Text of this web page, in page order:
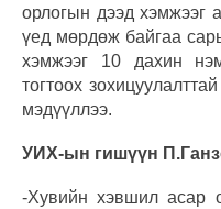
орлогын дээд хэмжээг
үед мөрдөж байгаа
хэмжээг 10 дахин
тогтоох
мэдүүллээ.
УИХ-ын гишүүн
-Хувийн хэвшил асар